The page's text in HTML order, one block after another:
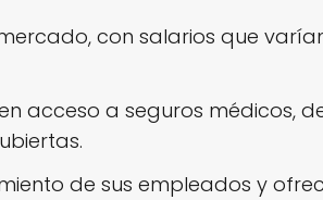
con salarios que
acceso a seguros médicos,
de sus empleados y